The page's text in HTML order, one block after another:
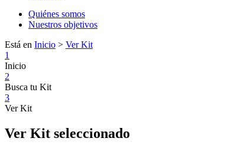
Quiénes somos
Nuestros objetivos
Está en Inicio > Ver Kit
1
Inicio
2
Busca tu Kit
3
Ver Kit
Ver Kit seleccionado